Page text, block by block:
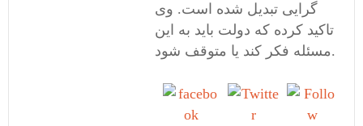
گرایی تبدیل شده است. وی
تاکید کرده که دولت باید به این
مسئله فکر کند یا متوقف شود.